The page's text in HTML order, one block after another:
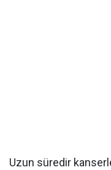
Uzun süredir